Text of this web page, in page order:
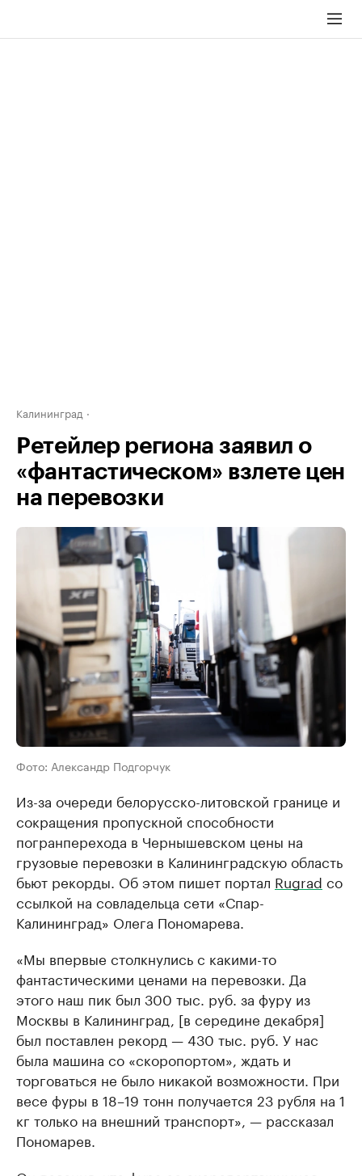
Калининград
Ретейлер региона заявил о
«фантастическом» взлете цен
на перевозки
Фото: Александр Подгорчук
Из-за очереди белорусско-литовской границе и
сокращения пропускной способности
погранперехода в Чернышевском цены на
грузовые перевозки в Калининградскую область
бьют рекорды. Об этом пишет портал Rugrad со
ссылкой на совладельца сети «Спар-
Калининград» Олега Пономарева.
«Мы впервые столкнулись с какими-то
фантастическими ценами на перевозки. Да
этого наш пик был 300 тыс. руб. за фуру из
Москвы в Калининград, [в середине декабря]
был поставлен рекорд — 430 тыс. руб. У нас
была машина со «скоропортом», ждать и
торговаться не было никакой возможности. При
весе фуры в 18–19 тонн получается 23 рубля на 1
кг только на внешний транспорт», — рассказал
Пономарев.